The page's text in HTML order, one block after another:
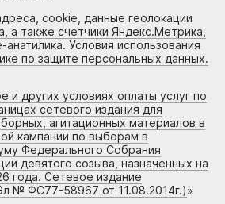
cookie, данные геолокации
а также счетчики Яндекс.Метрика,
Условия использования
по защите персональных данных.
и других условиях оплаты услуг по
сетевого издания для
агитационных материалов в
кампании по выборам в
Федерального Собрания
девятого созыва, назначенных на
года. Сетевое издание
№ ФС77-58967 от 11.08.2014г.)»